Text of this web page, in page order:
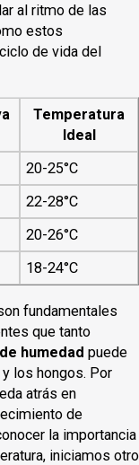
al ritmo de las
estos
de vida del
Temperatura
Ideal
20-25°C
22-28°C
20-26°C
18-24°C
fundamentales
que tanto
humedad puede
los hongos. Por
atrás en
de
la importancia
iniciamos otro